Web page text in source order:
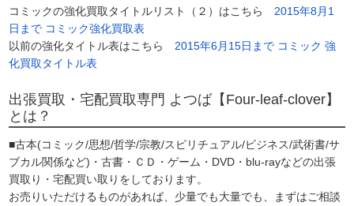
コミックの強化買取タイトルリスト（２）はこちら 2015年8月1
日まで コミック強化買取表
以前の強化タイトル表はこちら 2015年6月15日まで コミック 強
化買取タイトル表
出張買取・宅配買取専門 よつば【Four-leaf-clover】
とは？
■古本(コミック/思想/哲学/宗教/スピリチュアル/ビジネス/武術書/サ
ブカル関係など)・古書・ＣＤ・ゲーム・DVD・blu-rayなどの出張
買取り・宅配買い取りをしております。
お売りいただけるものがあれば、少量でも大量でも、まずはご相談